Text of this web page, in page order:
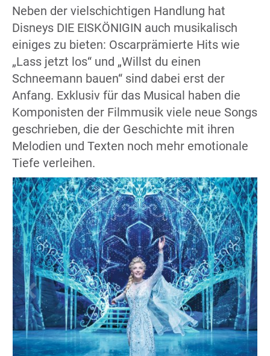
Neben der vielschichtigen Handlung hat
Disneys DIE EISKÖNIGIN auch musikalisch
einiges zu bieten: Oscarprämierte Hits wie
„Lass jetzt los“ und „Willst du einen
Schneemann bauen“ sind dabei erst der
Anfang. Exklusiv für das Musical haben die
Komponisten der Filmmusik viele neue Songs
geschrieben, die der Geschichte mit ihren
Melodien und Texten noch mehr emotionale
Tiefe verleihen.